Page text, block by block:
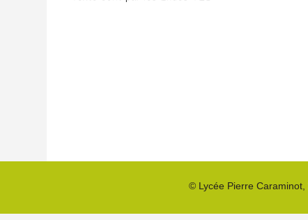
© Lycée Pierre Caraminot,